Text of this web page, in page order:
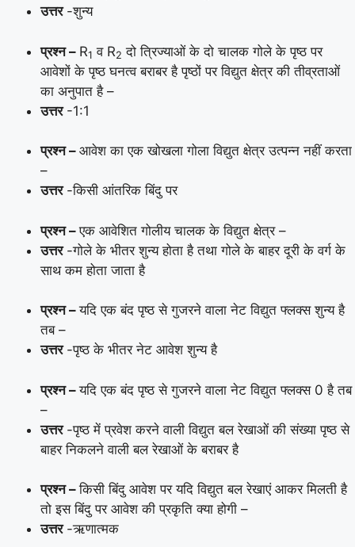
उत्तर-शुन्य
प्रश्न – R1 व R2 दो त्रिज्याओं के दो चालक गोले के पृष्ठ पर
आवेशों के पृष्ठ घनत्व बराबर है पृष्ठों पर विद्युत क्षेत्र की तीव्रताओं
का अनुपात है –
उत्तर-1:1
प्रश्न – आवेश का एक खोखला गोला विद्युत क्षेत्र उत्पन्न नहीं करता
–
उत्तर-किसी आंतरिक बिंदु पर
प्रश्न –एक आवेशित गोलीय चालक के विद्युत क्षेत्र –
उत्तर-गोले के भीतर शुन्य होता है तथा गोले के बाहर दूरी के वर्ग के
साथ कम होता जाता है
प्रश्न –यदि एक बंद पृष्ठ से गुजरने वाला नेट विद्युत फ्लक्स शुन्य है
तब –
उत्तर-पृष्ठ के भीतर नेट आवेश शुन्य है
प्रश्न –यदि एक बंद पृष्ठ से गुजरने वाला नेट विद्युत फ्लक्स 0 है तब
–
उत्तर-पृष्ठ में प्रवेश करने वाली विद्युत बल रेखाओं की संख्या पृष्ठ से
बाहर निकलने वाली बल रेखाओं के बराबर है
प्रश्न –किसी बिंदु आवेश पर यदि विद्युत बल रेखाएं आकर मिलती है
तो इस बिंदु पर आवेश की प्रकृति क्या होगी –
उत्तर-ऋणात्मक